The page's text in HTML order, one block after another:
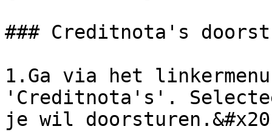
### Creditnota's
1.Ga via het
'Creditnota's'.
je wil